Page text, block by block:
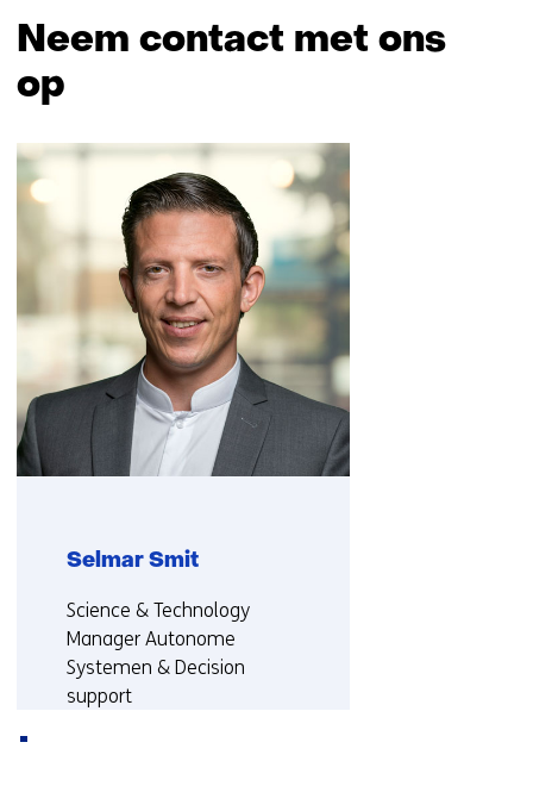
Neem contact met ons
op
navigatie
over
(Neem
contact
met
op)
Selmar Smit
Functie:
Science & Technology
Manager Autonome
Systemen & Decision
support